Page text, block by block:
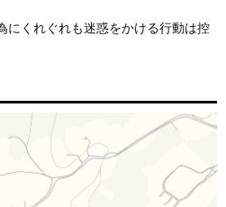
にくれぐれも迷惑をかける行動は控